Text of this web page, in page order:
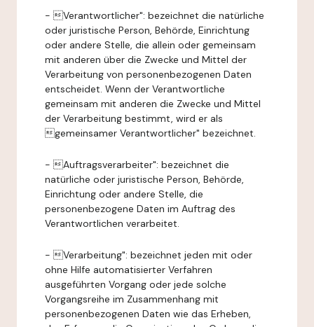
- Verantwortlicher": bezeichnet die natürliche
oder juristische Person, Behörde, Einrichtung
oder andere Stelle, die allein oder gemeinsam
mit anderen über die Zwecke und Mittel der
Verarbeitung von personenbezogenen Daten
entscheidet. Wenn der Verantwortliche
gemeinsam mit anderen die Zwecke und Mittel
der Verarbeitung bestimmt, wird er als
gemeinsamer Verantwortlicher" bezeichnet.
- Auftragsverarbeiter": bezeichnet die
natürliche oder juristische Person, Behörde,
Einrichtung oder andere Stelle, die
personenbezogene Daten im Auftrag des
Verantwortlichen verarbeitet.
- Verarbeitung": bezeichnet jeden mit oder
ohne Hilfe automatisierter Verfahren
ausgeführten Vorgang oder jede solche
Vorgangsreihe im Zusammenhang mit
personenbezogenen Daten wie das Erheben,